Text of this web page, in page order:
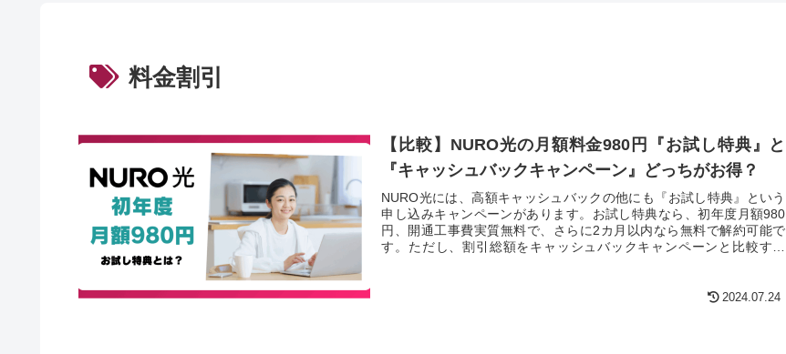
料金割引
【比較】NURO光の月額料金980円『お試し特典』と
『キャッシュバックキャンペーン』どっちがお得？
NURO光には、高額キャッシュバックの他にも『お試し特典』という
申し込みキャンペーンがあります。お試し特典なら、初年度月額980
円、開通工事費実質無料で、さらに2カ月以内なら無料で解約可能で
す。ただし、割引総額をキャッシュバックキャンペーンと比較する
2024.07.24